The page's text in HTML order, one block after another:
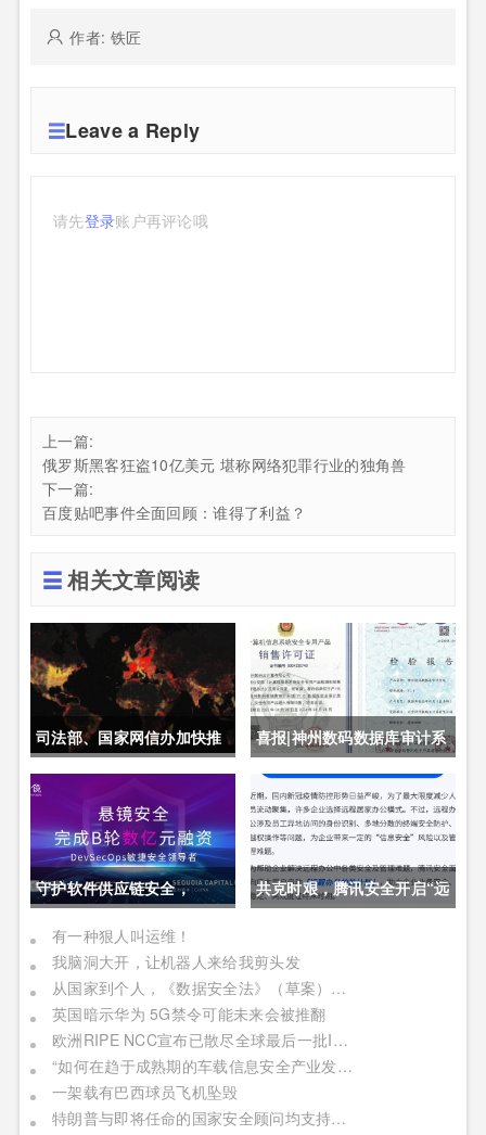
作者: 铁匠
Leave a Reply
请先登录账户再评论哦
上一篇:
俄罗斯黑客狂盗10亿美元 堪称网络犯罪行业的独角兽
下一篇:
百度贴吧事件全面回顾：谁得了利益？
相关文章阅读
司法部、国家网信办加快推
动制定《未成年人网络保护
喜报|神州数码数据库审计系
统获公安部销售许可证
守护软件供应链安全，
DevSecOps头部厂商「悬
镜安全」完成B轮数亿元融
共克时艰，腾讯安全开启“远
有一种狠人叫运维！
我脑洞大开，让机器人来给我剪头发
从国家到个人，《数据安全法》（草案）对我们将有何影响
英国暗示华为 5G禁令可能未来会被推翻
欧洲RIPE NCC宣布已散尽全球最后一批IPv4地址
“如何在趋于成熟期的车载信息安全产业发展阶段中成功获取商业机遇”
一架载有巴西球员飞机坠毁
特朗普与即将任命的国家安全顾问均支持攻击性网络武器